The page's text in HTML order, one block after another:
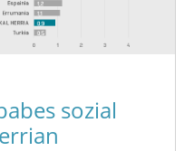
sozial